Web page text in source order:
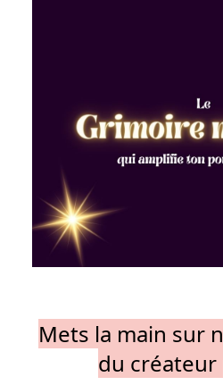
Mets la main sur
du créateur